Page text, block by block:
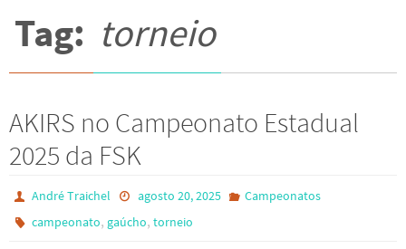
Tag: torneio
AKIRS no Campeonato Estadual
2025 da FSK
André Traichel agosto 20, 2025
Campeonatos
campeonato, gaúcho,torneio